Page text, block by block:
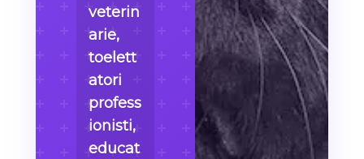
veterin
arie,
toelett
atori
profess
ionisti,
educat